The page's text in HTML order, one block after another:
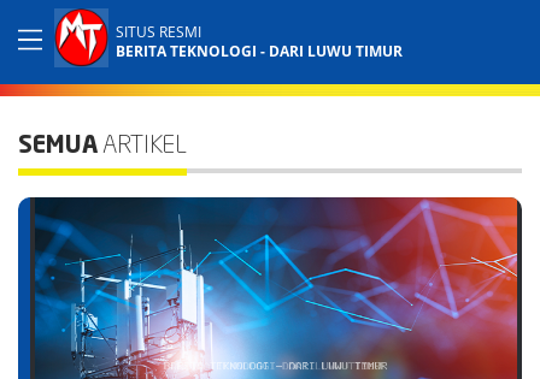
SITUS RESMI
BERITA TEKNOLOGI - DARI LUWU TIMUR
SEMUA ARTIKEL